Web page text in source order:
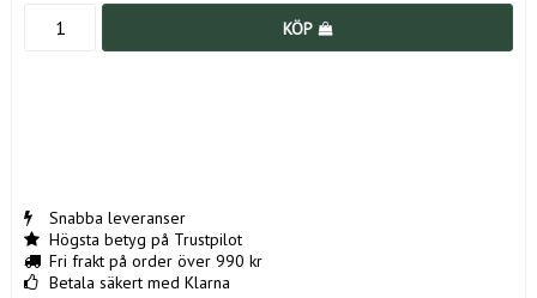
KÖP
Snabba leveranser
Högsta betyg på Trustpilot
Fri frakt på order över 990 kr
Betala säkert med Klarna